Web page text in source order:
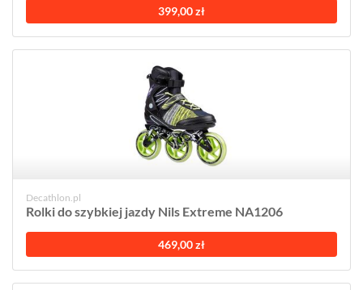
399,00 zł
Decathlon.pl
Rolki do szybkiej jazdy Nils Extreme NA1206
469,00 zł